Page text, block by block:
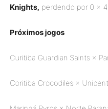
Knights, perdendo por 0 x
Próximos jogos
Curitiba Guardian Saints ×
Coritiba Crocodiles ×